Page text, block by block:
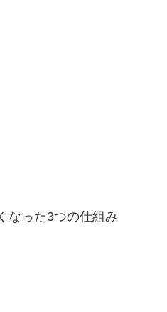
なった3つの仕組み